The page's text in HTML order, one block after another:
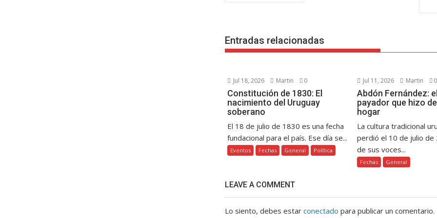
Entradas relacionadas
Jul 18, 2026 Martin 0
Constitución de 1830: El
nacimiento del Uruguay
soberano
El 18 de julio de 1830 es una fecha
fundacional para el país. Ese día se...
Eventos Fechas General Política
Jul 11, 2026 Martin 0
Abdón Fernández:
payador que hizo
hogar
La cultura tradicional
perdió el 10 de julio de
de sus voces...
Fechas General
LEAVE A COMMENT
Lo siento, debes estarconectado para publicar un comentario.